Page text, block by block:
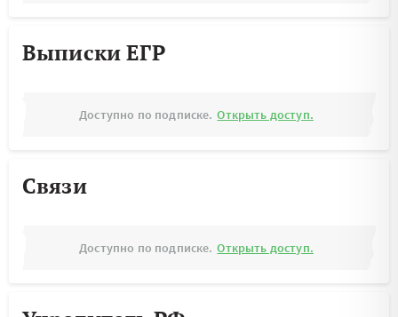
Выписки ЕГР
Доступно по подписке. Открыть доступ.
Связи
Доступно по подписке. Открыть доступ.